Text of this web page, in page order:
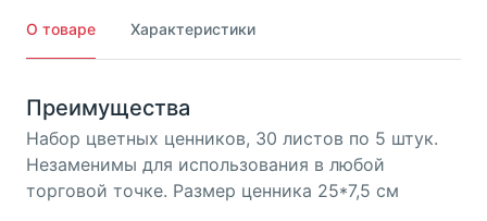
О товаре Характеристики
Преимущества
Набор цветных ценников, 30 листов по 5 штук.
Незаменимы для использования в любой
торговой точке. Размер ценника 25*7,5 см